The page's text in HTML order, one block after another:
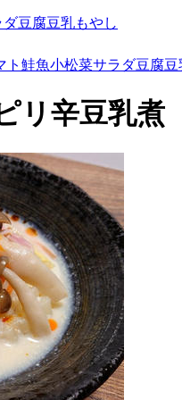
ダ豆腐豆乳もやし
ト 鮭魚小松菜サラダ豆腐豆
リ辛豆乳煮